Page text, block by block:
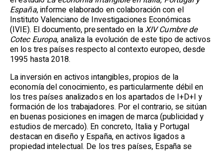
España,informe elaborado en colaboración con el
Instituto Valenciano de Investigaciones Económicas
(IVIE). El documento, presentado en laXIV Cumbre de
Cotec Europa, analiza la evolución de este tipo de activos
en los tres países respecto al contexto europeo, desde
1995 hasta 2018.
La inversión en activos intangibles, propios de la
economía del conocimiento, es particularmente débil en
los tres países analizados en los apartados de I+D+I y
formación de los trabajadores. Por el contrario, se sitúan
en buenas posiciones en imagen de marca (publicidad y
estudios de mercado). En concreto, Italia y Portugal
destacan en diseño y España, en activos ligados a
propiedad intelectual. De los tres países, España se